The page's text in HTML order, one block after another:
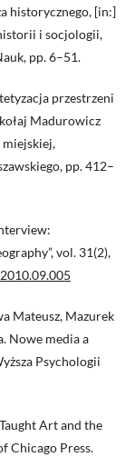
historycznego, [in:]
i socjologii,
pp. 6–51.
przestrzeni
Madurowicz
miejskiej,
pp. 412–
vol. 31(2),
Mateusz, Mazurek
Nowe media a
Psychologii
Art and the
Chicago Press.